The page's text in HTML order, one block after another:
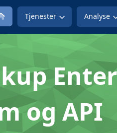
Tjenester Analyse
og API